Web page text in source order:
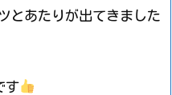
とあたりが出てきました
す